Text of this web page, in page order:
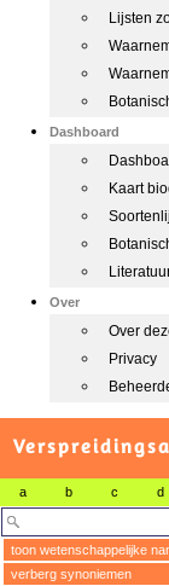
Lijsten
Dashboard
Kaart
Over
Over
Privacy
a b c d
toon wetenschappelijke
verberg synoniemen